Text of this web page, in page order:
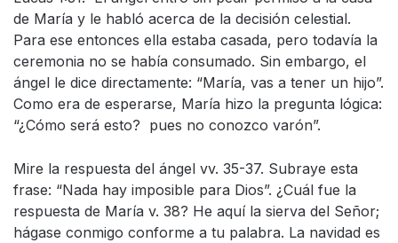
de María y le habló acerca de la decisión celestial.
Para ese entonces ella estaba casada, pero todavía la
ceremonia no se había consumado. Sin embargo, el
ángel le dice directamente: “María, vas a tener un hijo”.
Como era de esperarse, María hizo la pregunta lógica:
“¿Cómo será esto? pues no conozco varón”.
Mire la respuesta del ángel vv. 35-37. Subraye esta
frase: “Nada hay imposible para Dios”. ¿Cuál fue la
respuesta de María v. 38? He aquí la sierva del Señor;
hágase conmigo conforme a tu palabra. La navidad es